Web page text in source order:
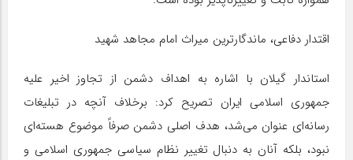
اقتدار دفاعی، ماندگارترین میراث امام مجاهد شهید
استاندار گیلان با اشاره به اهداف دشمن از تجاوز اخیر علیه
جمهوری اسلامی ایران تصریح کرد: برخلاف آنچه در تبلیغات
رسانه‌ای عنوان می‌شد، هدف اصلی دشمن صرفاً موضوع هسته‌ای
نبود، بلکه آنان به دنبال تغییر نظام سیاسی جمهوری اسلامی و